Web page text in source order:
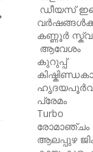
ഡീയസ്
കണ്ണൂർ
ആലപ്പുഴ